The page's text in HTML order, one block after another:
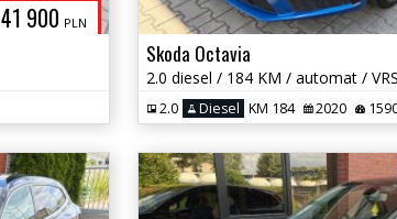
41 900 PLN
Skoda Octavia
2.0 Diesel KM 184 2020